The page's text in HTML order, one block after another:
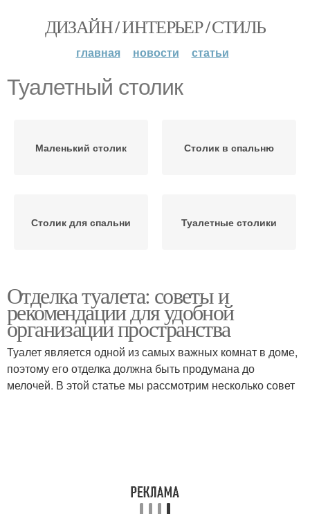
ДИЗАЙН / ИНТЕРЬЕР / СТИЛЬ
главная новости статьи
Туалетный столик
Маленький столик Столик в спальню
Столик для спальни Туалетные столики
Отделка туалета: советы и
рекомендации для удобной
организации пространства
Туалет является одной из самых важных комнат в доме,
поэтому его отделка должна быть продумана до
мелочей. В этой статье мы рассмотрим несколько совет